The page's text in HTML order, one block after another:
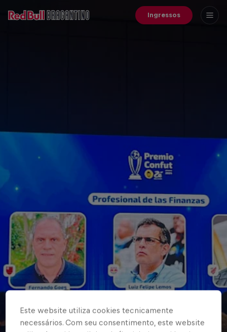
Ingressos
Este website utiliza cookies tecnicamente
necessários. Com seu consentimento, este website